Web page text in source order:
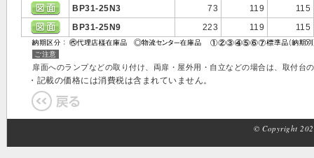
BP31-25N3
73 119
115
BP31-25N9
223 119 115
ご注意
扉面へのランプなどの取り付け、両扉・屋外用・自立などの場合は、取付台
・記載の価格には消費税は含まれていません。
© Copyright